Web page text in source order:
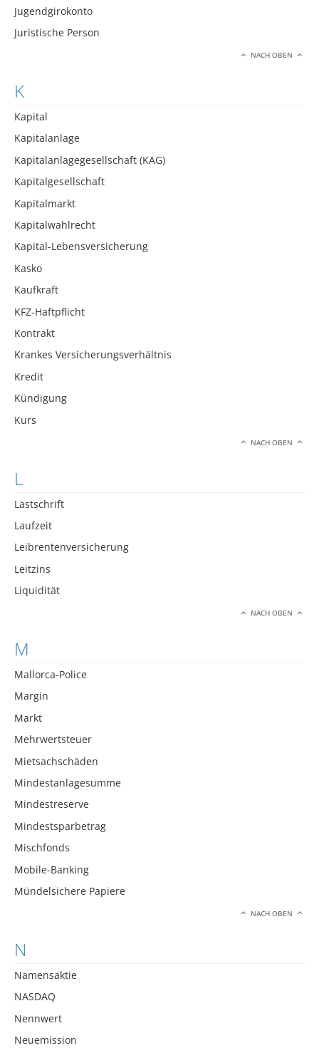
Jugendgirokonto
Juristische Person
NACH OBEN
K
Kapital
Kapitalanlage
Kapitalanlagegesellschaft (KAG)
Kapitalgesellschaft
Kapitalmarkt
Kapitalwahlrecht
Kapital-Lebensversicherung
Kasko
Kaufkraft
KFZ-Haftpflicht
Kontrakt
Krankes Versicherungsverhältnis
Kredit
Kündigung
Kurs
NACH OBEN
L
Lastschrift
Laufzeit
Leibrentenversicherung
Leitzins
Liquidität
NACH OBEN
M
Mallorca-Police
Margin
Markt
Mehrwertsteuer
Mietsachschäden
Mindestanlagesumme
Mindestreserve
Mindestsparbetrag
Mischfonds
Mobile-Banking
Mündelsichere Papiere
NACH OBEN
N
Namensaktie
NASDAQ
Nennwert
Neuemission